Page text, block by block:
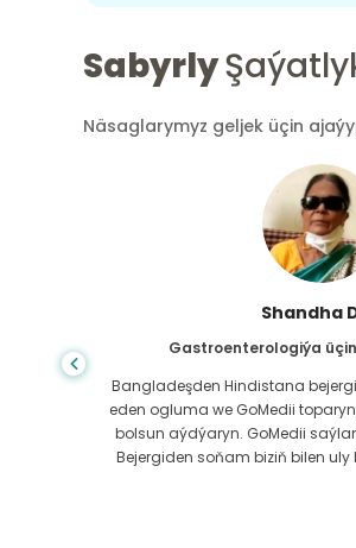
Sabyrly
Näsaglarymyz geljek üçin
Shandha
Gastroenterologiýa
Bangladeşden Hindistana
eden ogluma we GoMedii
bolsun aýdýaryn. GoMedii
Bejergiden soňam biziň bilen